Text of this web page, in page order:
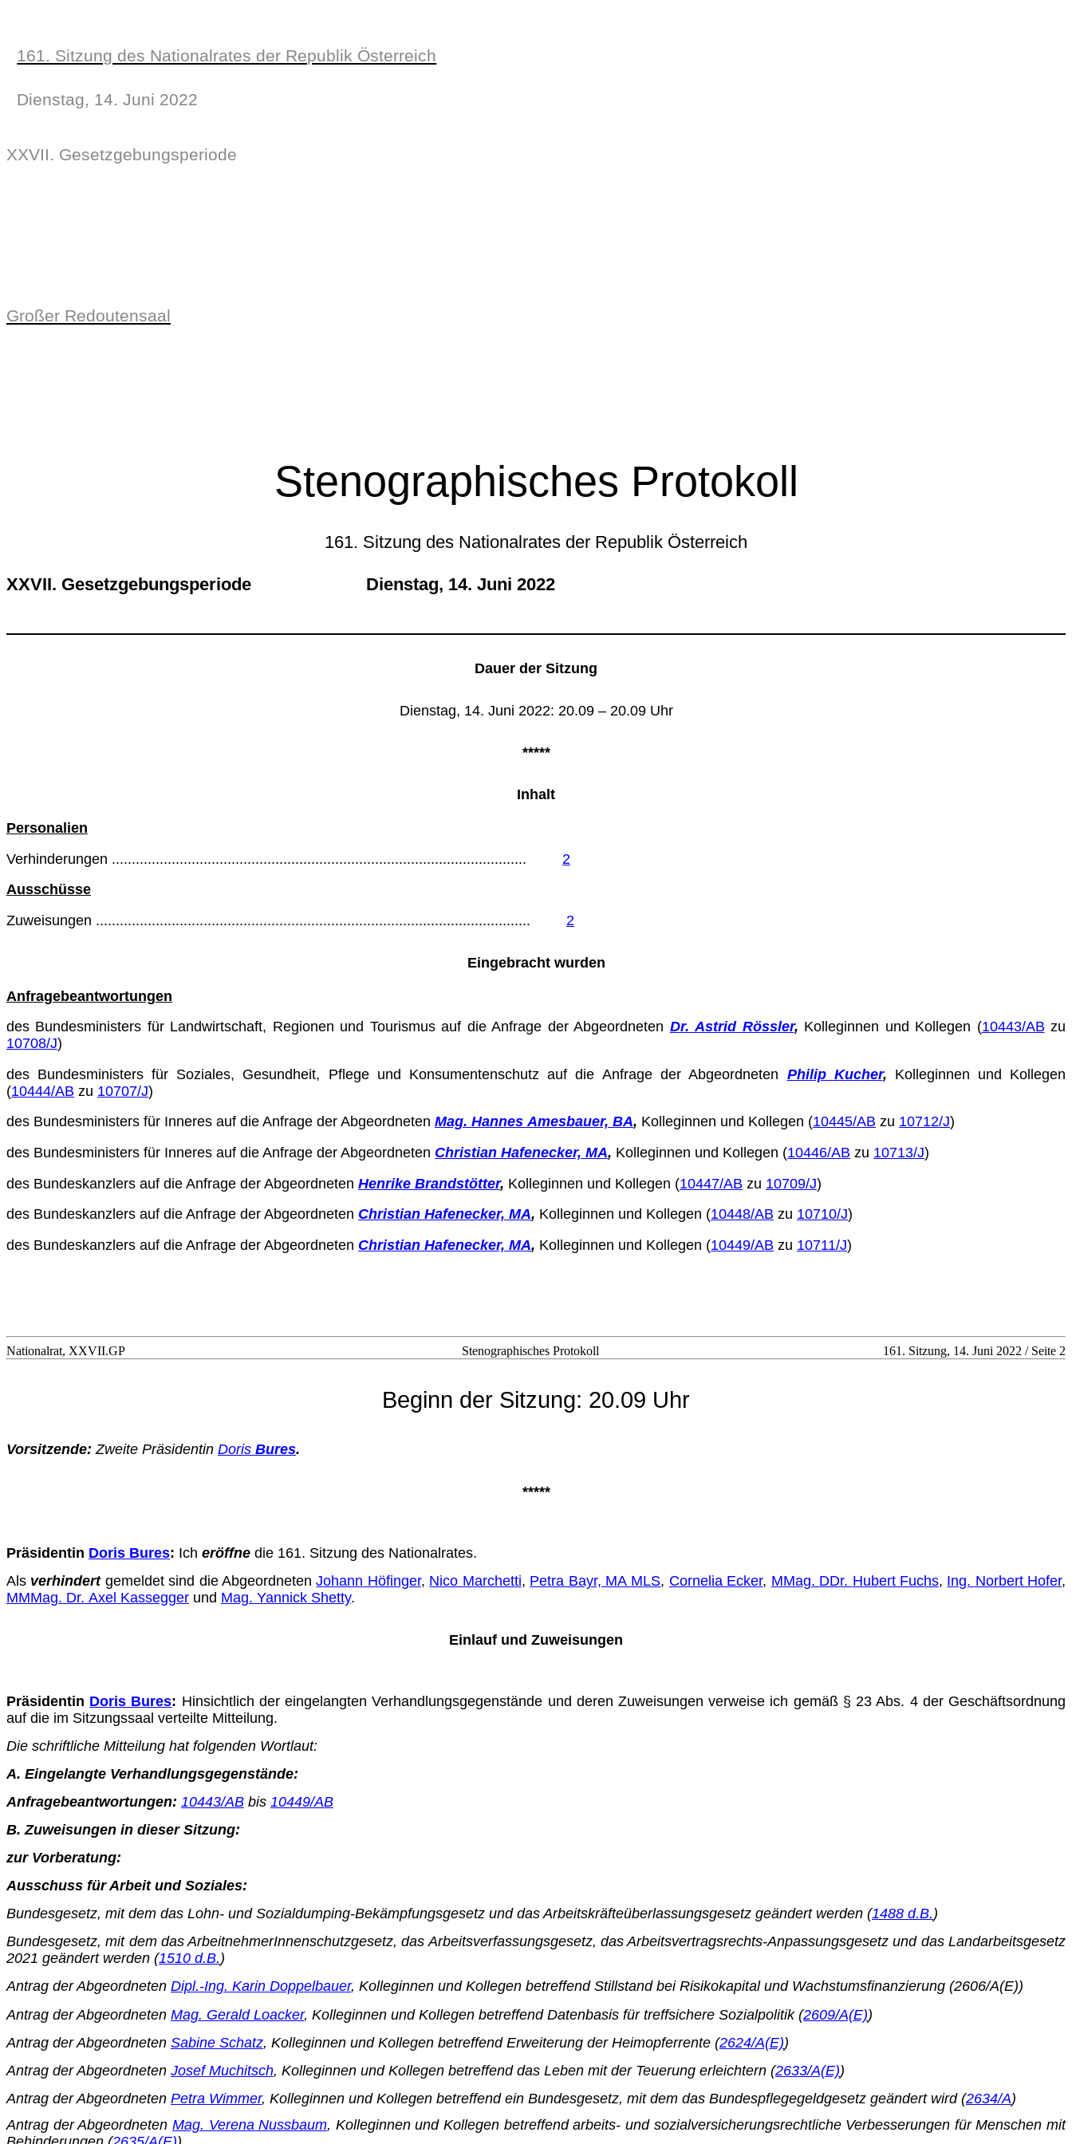
161. Sitzung des Nationalrates der Republik Österreich
Dienstag, 14. Juni 2022
XXVII. Gesetzgebungsperiode
Großer Redoutensaal
Stenographisches Protokoll
161. Sitzung des Nationalrates der Republik Österreich
XXVII. Gesetzgebungsperiode Dienstag, 14. Juni 2022
Dauer der Sitzung
Dienstag, 14. Juni 2022: 20.09 – 20.09 Uhr
*****
Inhalt
Personalien
Verhinderungen ........................................................................................................ 2
Ausschüsse
Zuweisungen ............................................................................................................. 2
Eingebracht wurden
Anfragebeantwortungen
des Bundesministers für Landwirtschaft, Regionen und Tourismus auf die Anfrage der Abgeordneten Dr. Astrid Rössler, Kolleginnen und Kollegen (10443/AB zu
10708/J)
des Bundesministers für Soziales, Gesundheit, Pflege und Konsumentenschutz auf die Anfrage der Abgeordneten Philip Kucher, Kolleginnen und Kollegen
(10444/AB zu 10707/J)
des Bundesministers für Inneres auf die Anfrage der Abgeordneten Mag. Hannes Amesbauer, BA, Kolleginnen und Kollegen (10445/AB zu 10712/J)
des Bundesministers für Inneres auf die Anfrage der Abgeordneten Christian Hafen­ecker, MA, Kolleginnen und Kollegen (10446/AB zu 10713/J)
des Bundeskanzlers auf die Anfrage der Abgeordneten Henrike Brandstötter, Kolle­ginnen und Kollegen (10447/AB zu 10709/J)
des Bundeskanzlers auf die Anfrage der Abgeordneten Christian Hafenecker, MA, Kolleginnen und Kollegen (10448/AB zu 10710/J)
des Bundeskanzlers auf die Anfrage der Abgeordneten Christian Hafenecker, MA, Kolleginnen und Kollegen (10449/AB zu 10711/J)
Nationalrat, XXVII.GP Stenographisches Protokoll 161. Sitzung, 14. Juni 2022 / Seite 2
Beginn der Sitzung: 20.09 Uhr
Vorsitzende: Zweite Präsidentin Doris Bures.
*****
Präsidentin Doris Bures: Ich eröffne die 161. Sitzung des Nationalrates.
Als verhindert gemeldet sind die AbgeordnetenJohann Höfinger, Nico Marchetti, Pe­tra Bayr, MA MLS, Cornelia Ecker, MMag. DDr. Hubert Fuchs, Ing. Norbert Hofer,
MMMag. Dr. Axel Kassegger und Mag. Yannick Shetty.
Einlauf und Zuweisungen
Präsidentin Doris Bures: Hinsichtlich der eingelangten Verhandlungsgegenstände und deren Zuweisungen verweise ich gemäß § 23 Abs. 4 der Geschäftsordnung
auf die im Sitzungssaal verteilte Mitteilung.
Die schriftliche Mitteilung hat folgenden Wortlaut:
A. Eingelangte Verhandlungsgegenstände:
Anfragebeantwortungen: 10443/AB bis 10449/AB
B. Zuweisungen in dieser Sitzung:
zur Vorberatung:
Ausschuss für Arbeit und Soziales:
Bundesgesetz, mit dem das Lohn- und Sozialdumping-Bekämpfungsgesetz und das Ar­beitskräfteüberlassungsgesetz geändert werden (1488 d.B.)
Bundesgesetz, mit dem das ArbeitnehmerInnenschutzgesetz, das Arbeitsverfassungs­gesetz, das Arbeitsvertragsrechts-Anpassungsgesetz und das Landarbeitsgesetz
2021 geändert werden (1510 d.B.)
Antrag der Abgeordneten Dipl.-Ing. Karin Doppelbauer, Kolleginnen und Kollegen betref­fend Stillstand bei Risikokapital und Wachstumsfinanzierung (2606/A(E))
Antrag der Abgeordneten Mag. Gerald Loacker, Kolleginnen und Kollegen betreffend Datenbasis für treffsichere Sozialpolitik (2609/A(E))
Antrag der Abgeordneten Sabine Schatz, Kolleginnen und Kollegen betreffend Erweite­rung der Heimopferrente (2624/A(E))
Antrag der Abgeordneten Josef Muchitsch, Kolleginnen und Kollegen betreffend das Le­ben mit der Teuerung erleichtern (2633/A(E))
Antrag der Abgeordneten Petra Wimmer, Kolleginnen und Kollegen betreffend ein Bun­desgesetz, mit dem das Bundespflegegeldgesetz geändert wird (2634/A)
Antrag der Abgeordneten Mag. Verena Nussbaum, Kolleginnen und Kollegen betreffend arbeits- und sozialversicherungsrechtliche Verbesserungen für Menschen mit